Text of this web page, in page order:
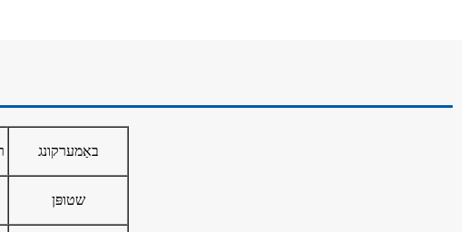
באַמערקונג
שטופּן